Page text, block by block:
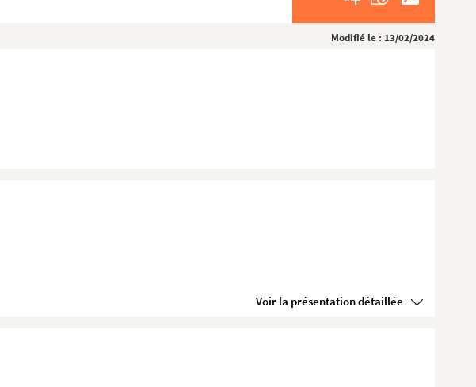
Modifié le : 13/02/2024
Voir la présentation détaillée